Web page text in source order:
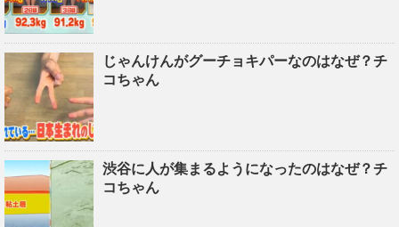
じゃんけんがグーチョキパーなのはなぜ？チ
コちゃん
渋谷に人が集まるようになったのはなぜ？チ
コちゃん